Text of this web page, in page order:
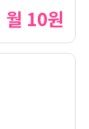
월 10원